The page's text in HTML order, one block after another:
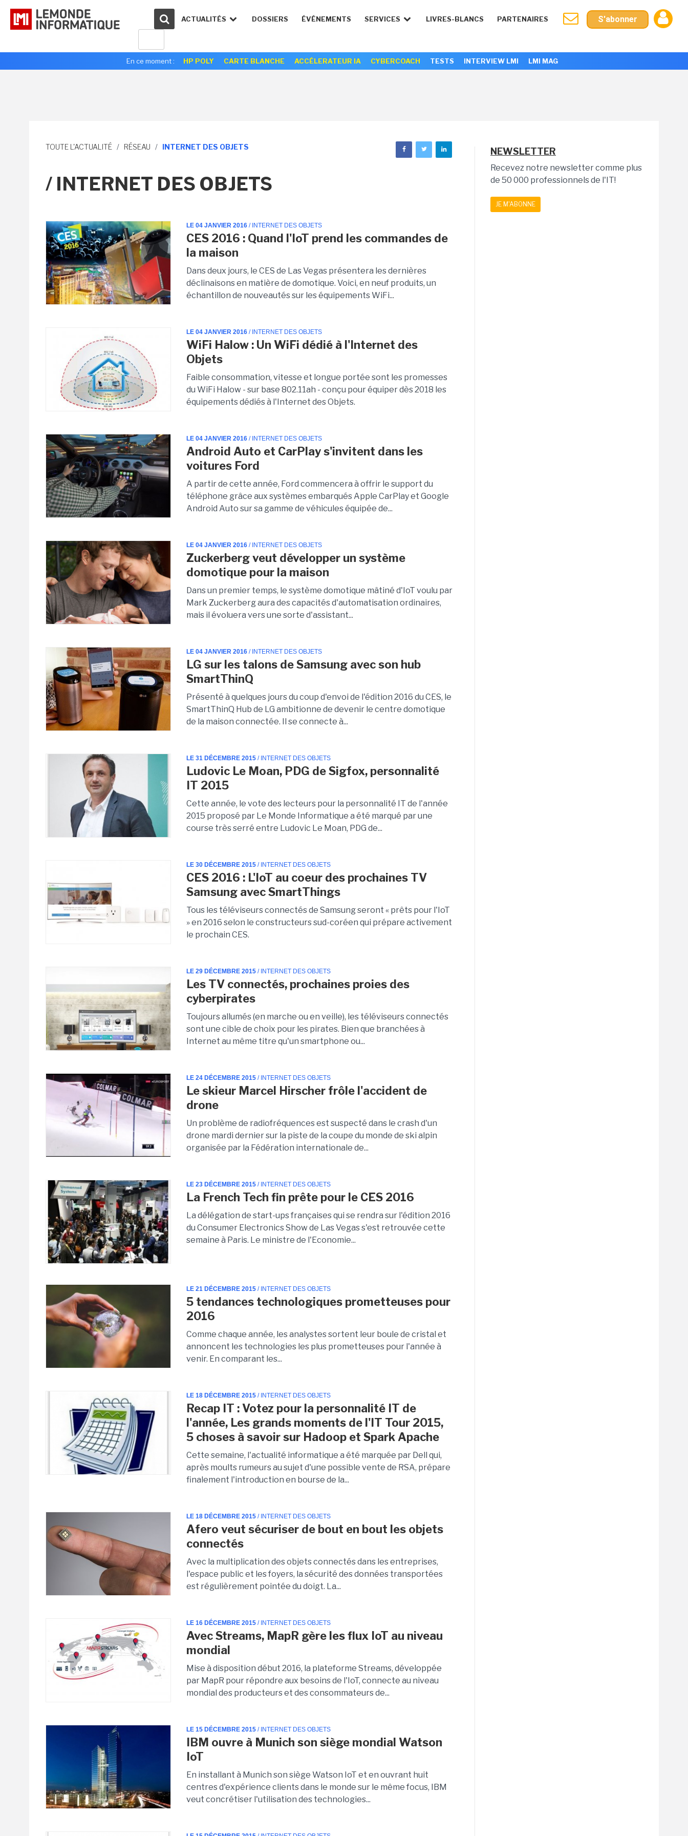
ACTUALITÉS DOSSIERS ÉVÉNEMENTS SERVICES LIVRES-BLANCS PARTENAIRES S'abonner
En ce moment : HP POLY CARTE BLANCHE ACCÉLERATEUR IA CYBERCOACH TESTS INTERVIEW LMI LMI MAG
TOUTE L'ACTUALITÉ / RÉSEAU / INTERNET DES OBJETS
/ INTERNET DES OBJETS
LE 04 JANVIER 2016 / INTERNET DES OBJETS
CES 2016 : Quand l'IoT prend les commandes de
la maison
Dans deux jours, le CES de Las Vegas présentera les dernières
déclinaisons en matière de domotique. Voici, en neuf produits, un
échantillon de nouveautés sur les équipements WiFi...
LE 04 JANVIER 2016 / INTERNET DES OBJETS
WiFi Halow : Un WiFi dédié à l'Internet des
Objets
Faible consommation, vitesse et longue portée sont les promesses
du WiFi Halow - sur base 802.11ah - conçu pour équiper dès 2018 les
équipements dédiés à l'Internet des Objets.
LE 04 JANVIER 2016 / INTERNET DES OBJETS
Android Auto et CarPlay s'invitent dans les
voitures Ford
A partir de cette année, Ford commencera à offrir le support du
téléphone grâce aux systèmes embarqués Apple CarPlay et Google
Android Auto sur sa gamme de véhicules équipée de...
LE 04 JANVIER 2016 / INTERNET DES OBJETS
Zuckerberg veut développer un système
domotique pour la maison
Dans un premier temps, le système domotique mâtiné d'IoT voulu par
Mark Zuckerberg aura des capacités d'automatisation ordinaires,
mais il évoluera vers une sorte d'assistant...
LE 04 JANVIER 2016 / INTERNET DES OBJETS
LG sur les talons de Samsung avec son hub
SmartThinQ
Présenté à quelques jours du coup d'envoi de l'édition 2016 du CES, le
SmartThinQ Hub de LG ambitionne de devenir le centre domotique
de la maison connectée. Il se connecte à...
LE 31 DÉCEMBRE 2015 / INTERNET DES OBJETS
Ludovic Le Moan, PDG de Sigfox, personnalité
IT 2015
Cette année, le vote des lecteurs pour la personnalité IT de l'année
2015 proposé par Le Monde Informatique a été marqué par une
course très serré entre Ludovic Le Moan, PDG de...
LE 30 DÉCEMBRE 2015 / INTERNET DES OBJETS
CES 2016 : L'IoT au coeur des prochaines TV
Samsung avec SmartThings
Tous les téléviseurs connectés de Samsung seront « prêts pour l'IoT
» en 2016 selon le constructeurs sud-coréen qui prépare activement
le prochain CES.
LE 29 DÉCEMBRE 2015 / INTERNET DES OBJETS
Les TV connectés, prochaines proies des
cyberpirates
Toujours allumés (en marche ou en veille), les téléviseurs connectés
sont une cible de choix pour les pirates. Bien que branchées à
Internet au même titre qu'un smartphone ou...
LE 24 DÉCEMBRE 2015 / INTERNET DES OBJETS
Le skieur Marcel Hirscher frôle l'accident de
drone
Un problème de radiofréquences est suspecté dans le crash d'un
drone mardi dernier sur la piste de la coupe du monde de ski alpin
organisée par la Fédération internationale de...
LE 23 DÉCEMBRE 2015 / INTERNET DES OBJETS
La French Tech fin prête pour le CES 2016
La délégation de start-ups françaises qui se rendra sur l'édition 2016
du Consumer Electronics Show de Las Vegas s'est retrouvée cette
semaine à Paris. Le ministre de l'Economie...
LE 21 DÉCEMBRE 2015 / INTERNET DES OBJETS
5 tendances technologiques prometteuses pour
2016
Comme chaque année, les analystes sortent leur boule de cristal et
annoncent les technologies les plus prometteuses pour l'année à
venir. En comparant les...
LE 18 DÉCEMBRE 2015 / INTERNET DES OBJETS
Recap IT : Votez pour la personnalité IT de
l'année, Les grands moments de l'IT Tour 2015,
5 choses à savoir sur Hadoop et Spark Apache
Cette semaine, l'actualité informatique a été marquée par Dell qui,
après moults rumeurs au sujet d'une possible vente de RSA, prépare
finalement l'introduction en bourse de la...
LE 18 DÉCEMBRE 2015 / INTERNET DES OBJETS
Afero veut sécuriser de bout en bout les objets
connectés
Avec la multiplication des objets connectés dans les entreprises,
l'espace public et les foyers, la sécurité des données transportées
est régulièrement pointée du doigt. La...
LE 16 DÉCEMBRE 2015 / INTERNET DES OBJETS
Avec Streams, MapR gère les flux IoT au niveau
mondial
Mise à disposition début 2016, la plateforme Streams, développée
par MapR pour répondre aux besoins de l'IoT, connecte au niveau
mondial des producteurs et des consommateurs de...
LE 15 DÉCEMBRE 2015 / INTERNET DES OBJETS
IBM ouvre à Munich son siège mondial Watson
IoT
En installant à Munich son siège Watson IoT et en ouvrant huit
centres d'expérience clients dans le monde sur le même focus, IBM
veut concrétiser l'utilisation des technologies...
NEWSLETTER
Recevez notre newsletter comme plus
de 50 000 professionnels de l'IT!
JE M'ABONNE